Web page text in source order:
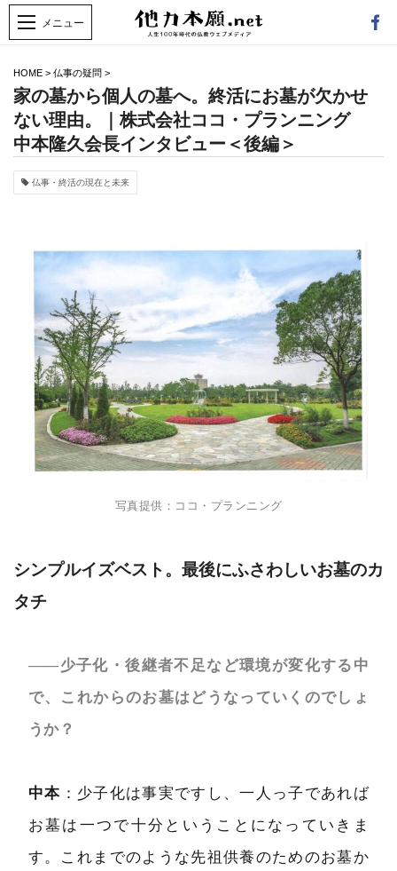
HOME > 仏事の疑問 >
家の墓から個人の墓へ。終活にお墓が欠かせ
ない理由。｜株式会社ココ・プランニング
中本隆久会長インタビュー＜後編＞
仏事・終活の現在と未来
写真提供：ココ・プランニング
シンプルイズベスト。最後にふさわしいお墓のカ
タチ
――少子化・後継者不足など環境が変化する中
で、これからのお墓はどうなっていくのでしょ
うか？
中本 ：少子化は事実ですし、一人っ子であれば
お墓は一つで十分ということになっていきま
す。これまでのような先祖供養のためのお墓か